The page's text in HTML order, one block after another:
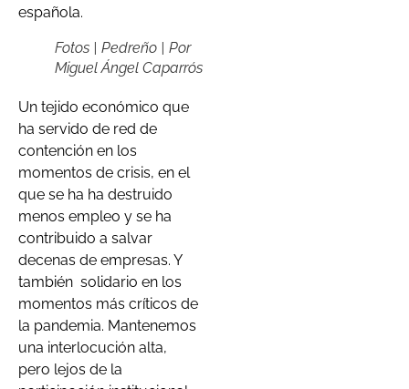
española.
Fotos | Pedreño | Por
Miguel Ángel Caparrós
Un tejido económico que
ha servido de red de
contención en los
momentos de crisis, en el
que se ha ha destruido
menos empleo y se ha
contribuido a salvar
decenas de empresas. Y
también solidario en los
momentos más críticos de
la pandemia. Mantenemos
una interlocución alta,
pero lejos de la